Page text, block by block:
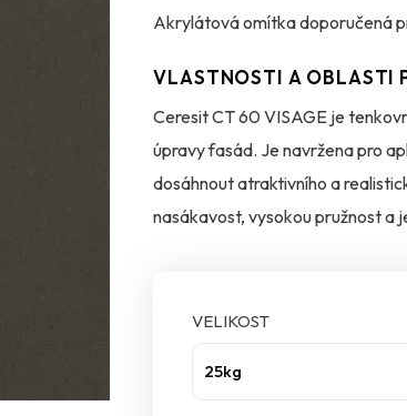
Akrylátová omítka doporučená
VLASTNOSTI A OBLASTI
Ceresit CT 60 VISAGE je
úpravy fasád. Je navržena pro
dosáhnout atraktivního a
nasákavost, vysokou pružnost a
fasády před biologickým
budov Ceresit Ceretherm
VELIKOST
25kg